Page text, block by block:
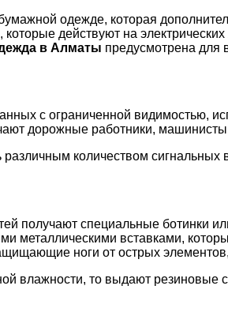
одежде, которая
действуют на
в Алматы предусмотрена для
с ограниченной видимостью,
дорожные работники,
количеством сигнальных
получают специальные ботинки
металлическими вставками,
ноги от острых
влажности, то выдают резиновые